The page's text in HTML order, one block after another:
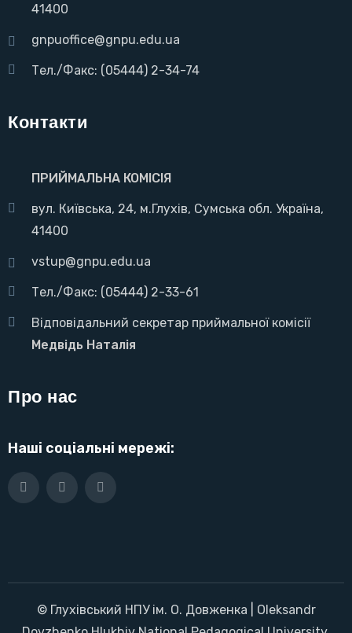
41400
gnpuoffice@gnpu.edu.ua
Тел./Факс: (05444) 2-34-74
Контакти
ПРИЙМАЛЬНА КОМІСІЯ
вул. Київська, 24, м.Глухів, Сумська обл. Україна,
41400
vstup@gnpu.edu.ua
Тел./Факс: (05444) 2-33-61
Відповідальний секретар приймальної комісії
Медвідь Наталія
Про нас
Наші соціальні мережі:
© Глухівський НПУ ім. О. Довженка | Oleksandr